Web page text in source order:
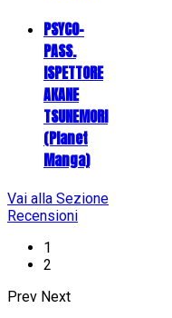
PSYCO-
PASS.
ISPETTORE
AKANE
TSUNEMORI
(Planet
Manga)
Vai alla Sezione
Recensioni
1
2
Prev Next